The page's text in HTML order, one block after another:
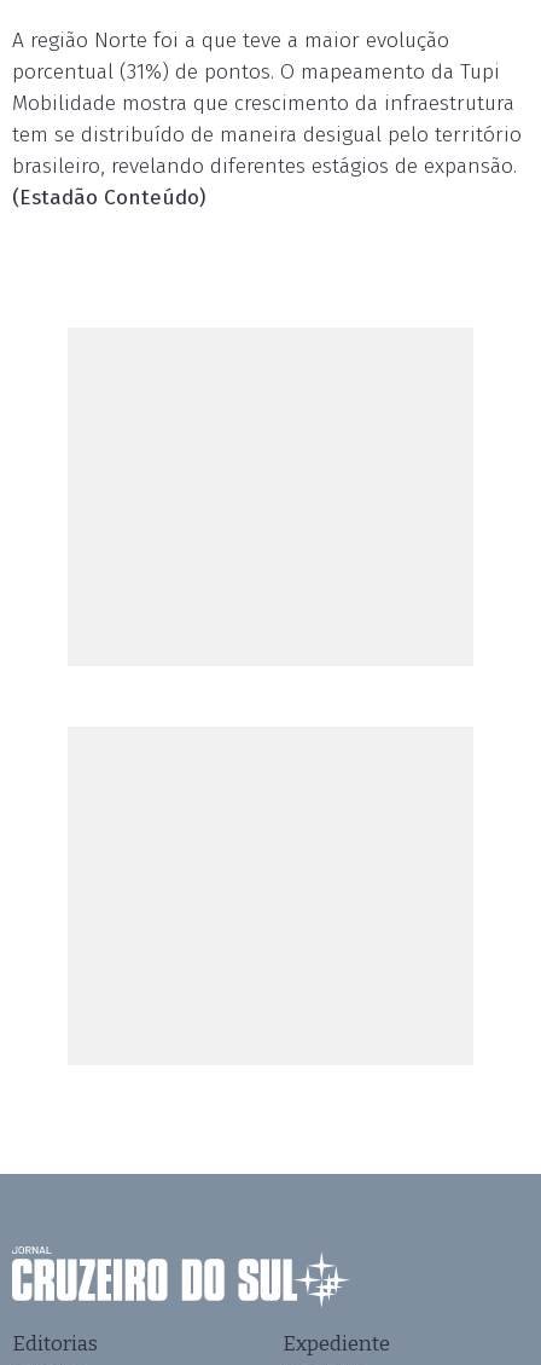
A região Norte foi a que teve a maior evolução
porcentual (31%) de pontos. O mapeamento da Tupi
Mobilidade mostra que crescimento da infraestrutura
tem se distribuído de maneira desigual pelo território
brasileiro, revelando diferentes estágios de expansão.
(Estadão Conteúdo)
Editorias Expediente